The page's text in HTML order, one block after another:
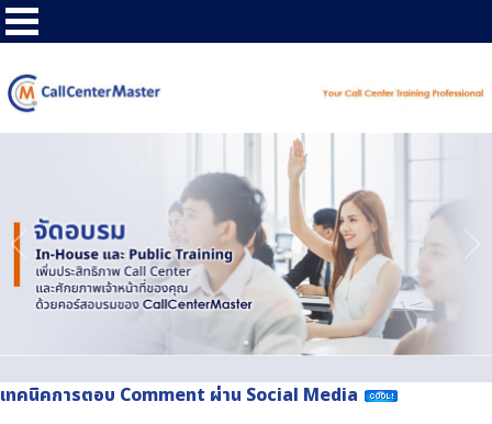
เทคนิคการตอบ Comment ผ่าน Social Media